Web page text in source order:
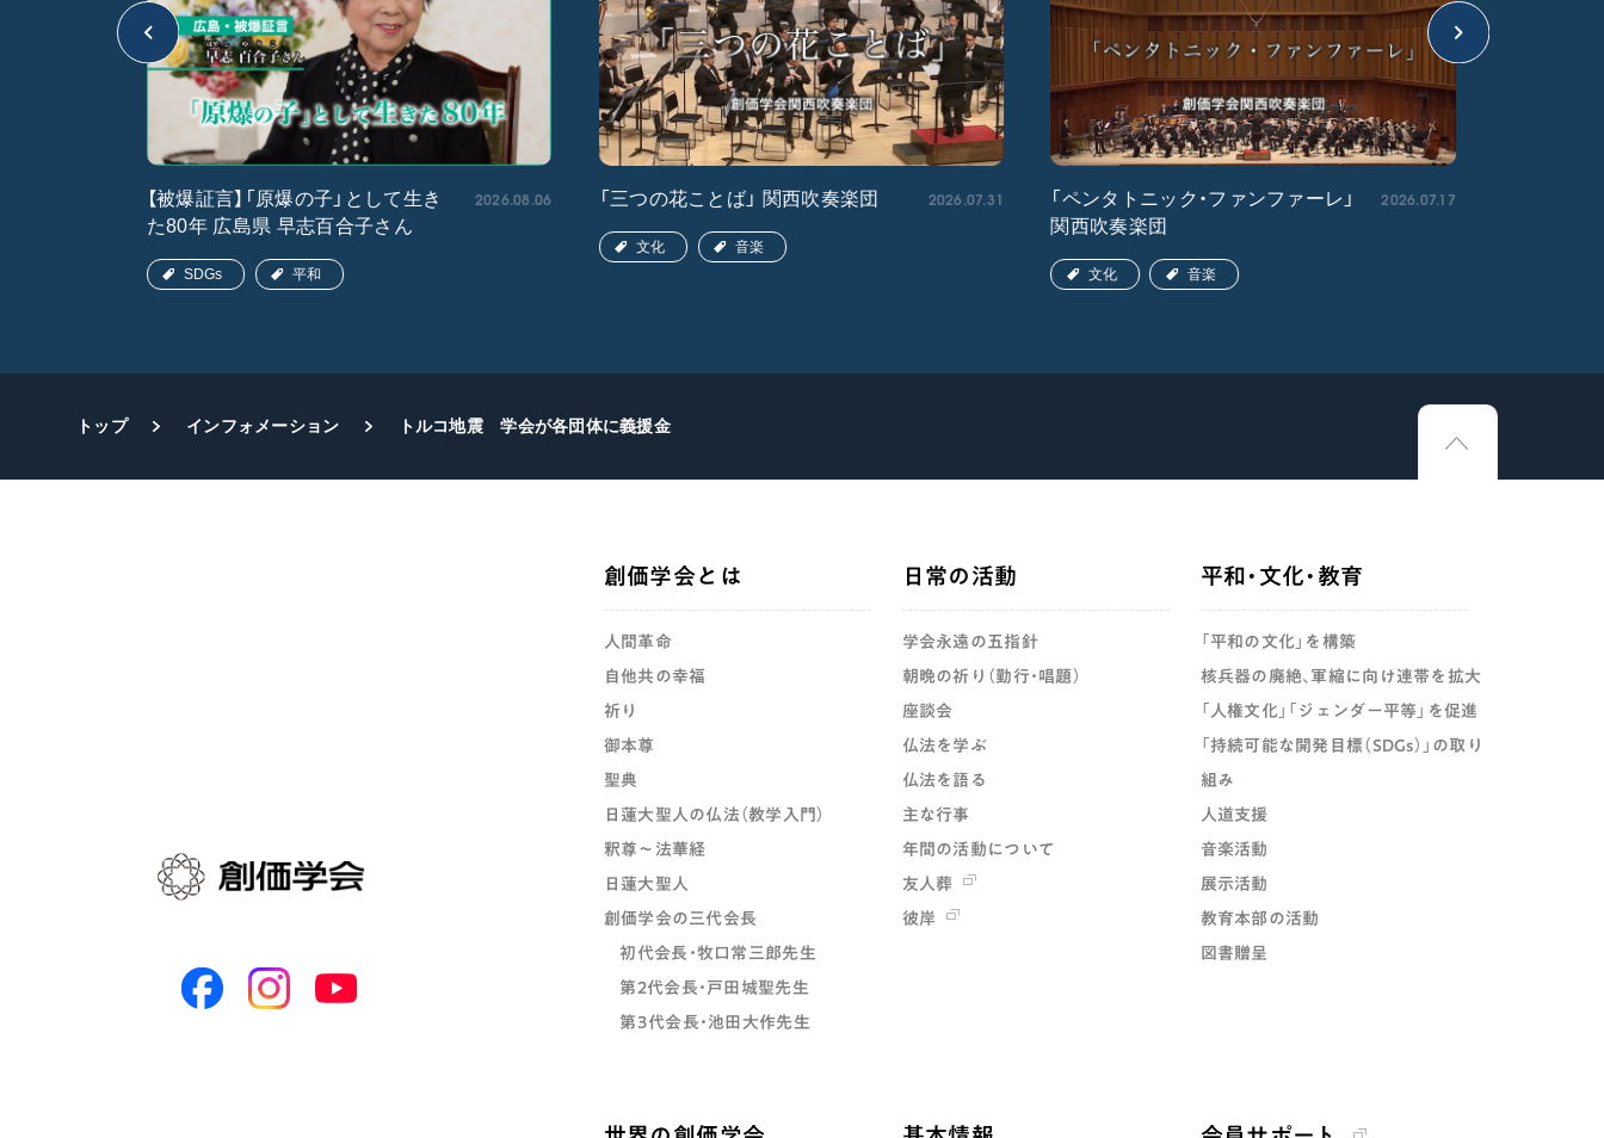
【被爆証言】「原爆の子」として生き
た80年 広島県 早志百合子さん
2026.08.06
SDGs 平和
「三つの花ことば」 関西吹奏楽団 2026.07.31
文化 音楽
「ペンタトニック・ファンファーレ」
関西吹奏楽団
2026.07.17
文化 音楽
トップ インフォメーション トルコ地震 学会が各団体に義援金
創価学会とは
人間革命
自他共の幸福
祈り
御本尊
聖典
日蓮大聖人の仏法（教学入門）
釈尊～法華経
日蓮大聖人
創価学会の三代会長
初代会長・牧口常三郎先生
第2代会長・戸田城聖先生
第3代会長・池田大作先生
日常の活動
学会永遠の五指針
朝晩の祈り（勤行・唱題）
座談会
仏法を学ぶ
仏法を語る
主な行事
年間の活動について
友人葬
彼岸
平和・文化・教育
「平和の文化」を構築
核兵器の廃絶、軍縮に向け連帯を拡大
「人権文化」「ジェンダー平等」を促進
「持続可能な開発目標（SDGs）」の取り
組み
人道支援
音楽活動
展示活動
教育本部の活動
図書贈呈